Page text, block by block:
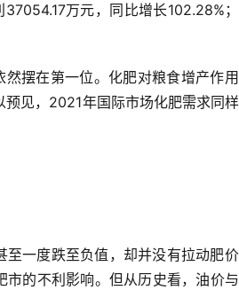
万元，同比增长102.28%；
摆在第一位。化肥对粮食增产作
见，2021年国际市场化肥需求同
一度跌至负值，却并没有拉动肥
的不利影响。 但从历史看，油价